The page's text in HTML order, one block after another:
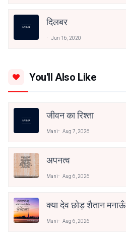
दिलबर
Jun 16, 2020
You'll Also Like
जीवन का रिश्ता
Mani Aug 7, 2026
अपनत्व
Mani Aug 6, 2026
क्या देव छोड़ शैतान मनाऊँ
Mani Aug 6, 2026